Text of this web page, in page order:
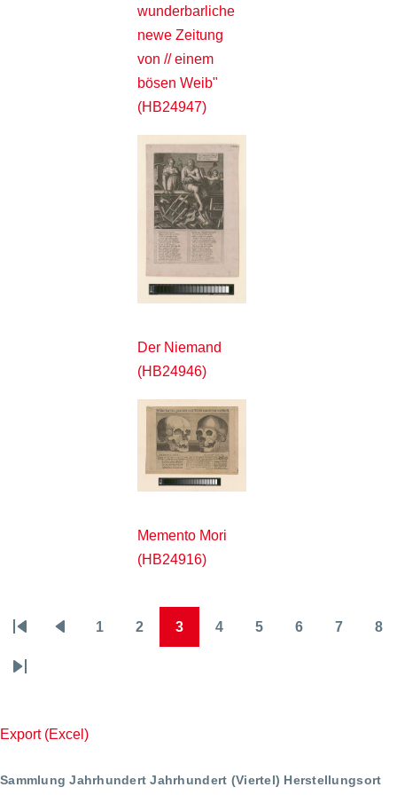
wunderbarliche
newe Zeitung
von // einem
bösen Weib"
(HB24947)
Der Niemand
(HB24946)
Memento Mori
(HB24916)
Seitennummerierung
Seite
1 2 3 4 5 6 7 8
Letzte
Export (Excel)
Sammlung Jahrhundert Jahrhundert (Viertel) Herstellungsort